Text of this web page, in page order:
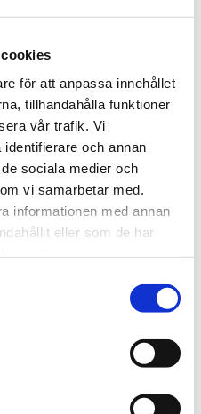
för att anpassa innehållet
tillhandahålla funktioner
vår trafik. Vi
och annan
sociala medier och
vi samarbetar med.
informationen med annan
eller som de har